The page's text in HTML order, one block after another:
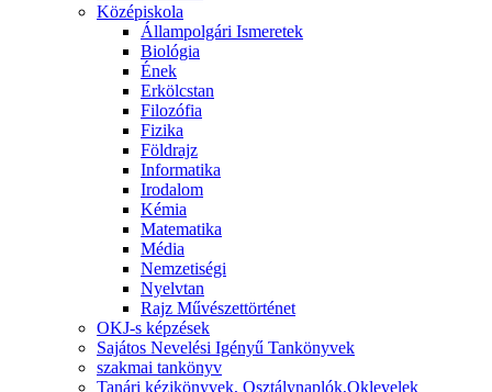
Középiskola
Állampolgári Ismeretek
Biológia
Ének
Erkölcstan
Filozófia
Fizika
Földrajz
Informatika
Irodalom
Kémia
Matematika
Média
Nemzetiségi
Nyelvtan
Rajz Művészettörténet
OKJ-s képzések
Sajátos Nevelési Igényű Tankönyvek
szakmai tankönyv
Tanári kézikönyvek, Osztálynaplók,Oklevelek